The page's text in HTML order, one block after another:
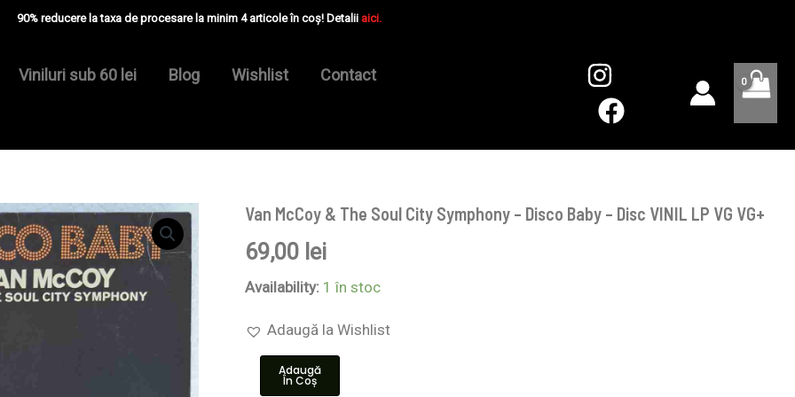
90% reducere la taxa de procesare la minim 4 articole în coș! Detalii aici.
Viniluri sub 60 lei Blog Wishlist Contact
Van McCoy & The Soul City Symphony – Disco Baby – Disc VINIL LP VG VG+
69,00 lei
Availability: 1 în stoc
Adaugă la Wishlist
Cantitate
McCoy
&
The
Symphony
Adaugă
În Coș
Disco
Baby
VG+